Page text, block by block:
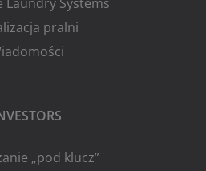
pralni
„pod klucz”